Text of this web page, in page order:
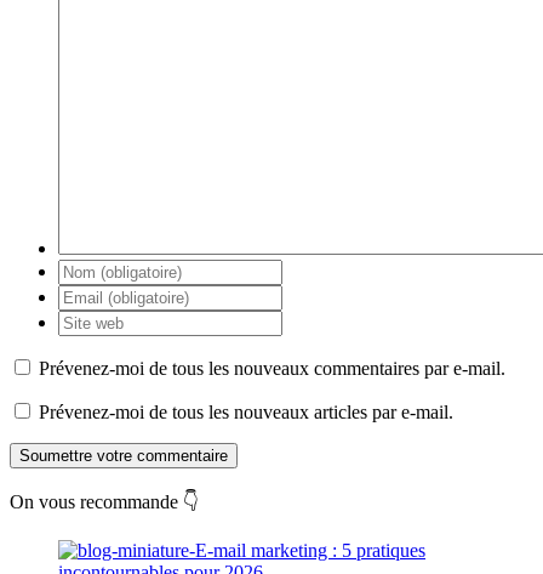
Prévenez-moi de tous les nouveaux commentaires par e-mail.
Prévenez-moi de tous les nouveaux articles par e-mail.
Soumettre votre commentaire
On vous recommande 👇